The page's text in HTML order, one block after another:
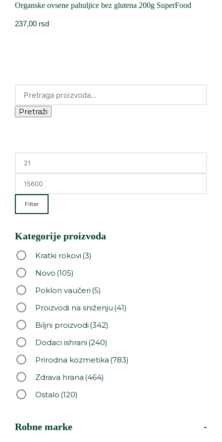
Organske ovsene pahuljice bez glutena 200g SuperFood
237,00 rsd
Pretraži
Filter
Kategorije proizvoda
Kratki rokovi (3)
Novo (105)
Poklon vaučeri (5)
Proizvodi na sniženju (41)
Biljni proizvodi (342)
Dodaci ishrani (240)
Prirodna kozmetika (783)
Zdrava hrana (464)
Ostalo (120)
Robne marke -